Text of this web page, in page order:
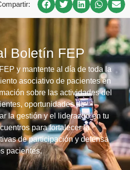
Boletín FEP
y mantente al día de toda la
asociativo de pacientes en
sobre las actividades del
oportunidades de
la gestión y el liderazgo en tu
para fortalecer la
de participación y defensa
pacientes.